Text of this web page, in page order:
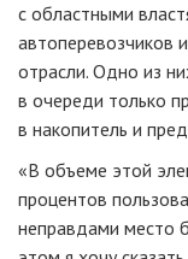
с областными
автоперевозчиков
отрасли. Одно из
в очереди только
в накопитель и
«В объеме этой
процентов
неправдами место